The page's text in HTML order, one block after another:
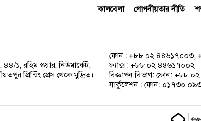
কালবেলা গোপনীয়তার নীতি
৪৪/১, রহিম স্কয়ার, নিউমার্কেট,
প্রিন্টিং প্রেস থেকে মুদ্রিত।
ফোন : +৮৮ ০২ ৪৪৬১৭০০৩,
ফ্যাক্স : +৮৮ ০২ ৪৪৬১৭০০২
বিজ্ঞাপন বিভাগ: ফোন: +৮৮
সার্কুলেশন : ফোন: ০১৭৩০